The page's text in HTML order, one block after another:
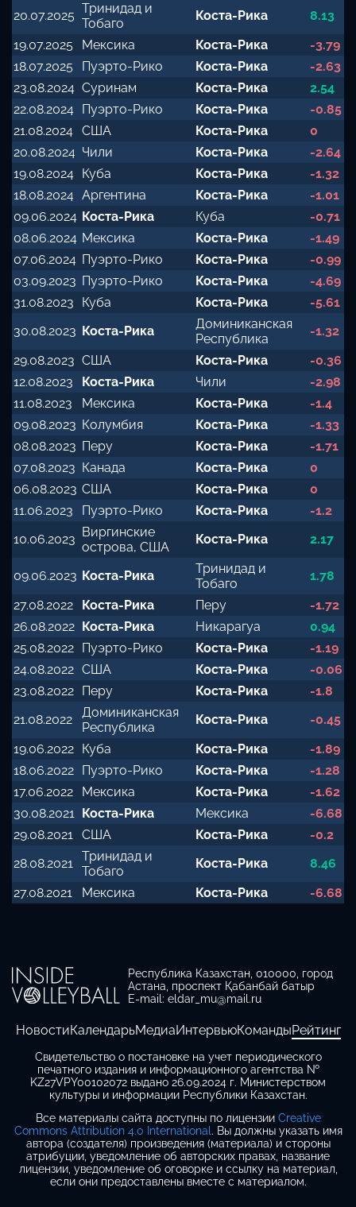
20.07.2025 Тринидад и
Тобаго
Коста-Рика
8.13
19.07.2025
Мексика Коста-Рика
-3.79
18.07.2025
Пуэрто-Рико Коста-Рика
-2.63
23.08.2024 Суринам Коста-Рика
2.54
22.08.2024
Пуэрто-Рико Коста-Рика
-0.85
21.08.2024 США Коста-Рика
0
20.08.2024 Чили Коста-Рика
-2.64
19.08.2024
Куба Коста-Рика
-1.32
18.08.2024 Аргентина Коста-Рика
-1.01
09.06.2024 Коста-Рика Куба
-0.71
08.06.2024 Мексика Коста-Рика
-1.49
07.06.2024 Пуэрто-Рико Коста-Рика
-0.99
03.09.2023 Пуэрто-Рико Коста-Рика
-4.69
31.08.2023
Куба Коста-Рика
-5.61
30.08.2023 Коста-Рика
Доминиканская
Республика
-1.32
29.08.2023 США Коста-Рика
-0.36
12.08.2023
Коста-Рика Чили
-2.98
11.08.2023
Мексика Коста-Рика
-1.4
09.08.2023 Колумбия Коста-Рика
-1.33
08.08.2023 Перу Коста-Рика
-1.71
07.08.2023 Канада Коста-Рика
0
06.08.2023 США Коста-Рика
0
11.06.2023
Пуэрто-Рико Коста-Рика
-1.2
10.06.2023 Виргинские
острова, США
Коста-Рика 2.17
09.06.2023 Коста-Рика
Тринидад и
Тобаго
1.78
27.08.2022
Коста-Рика Перу
-1.72
26.08.2022
Коста-Рика Никарагуа
0.94
25.08.2022
Пуэрто-Рико Коста-Рика
-1.19
24.08.2022 США Коста-Рика
-0.06
23.08.2022
Перу Коста-Рика
-1.8
21.08.2022
Доминиканская
Республика
Коста-Рика
-0.45
19.06.2022
Куба Коста-Рика
-1.89
18.06.2022
Пуэрто-Рико Коста-Рика
-1.28
17.06.2022
Мексика Коста-Рика
-1.62
30.08.2021
Коста-Рика Мексика
-6.68
29.08.2021 США Коста-Рика
-0.2
28.08.2021 Тринидад и
Тобаго
Коста-Рика
8.46
27.08.2021
Мексика Коста-Рика -6.68
Республика Казахстан, 010000, город
Астана, проспект Қабанбай батыр
E-mail: eldar_mu@mail.ru
НовостиКалендарьМедиаИнтервьюКомандыРейтинг
Свидетельство о постановке на учет периодического
печатного издания и информационного агентства №
KZ27VPY00102072 выдано 26.09.2024 г. Министерством
культуры и информации Республики Казахстан.
Все материалы сайта доступны по лицензии Creative
Commons Attribution 4.0 International. Вы должны указать имя
автора (создателя) произведения (материала) и стороны
атрибуции, уведомление об авторских правах, название
лицензии, уведомление об оговорке и ссылку на материал,
если они предоставлены вместе с материалом.